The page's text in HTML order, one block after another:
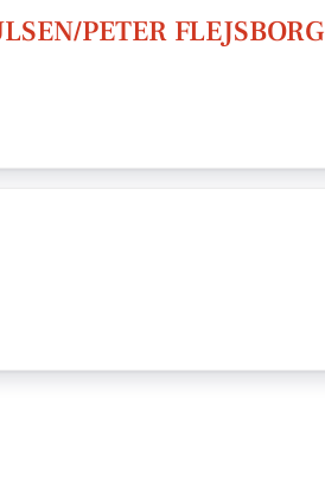
PETER FLEJSBORG